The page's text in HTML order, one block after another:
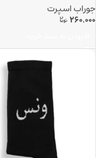
جوراب اسپرت
260.000